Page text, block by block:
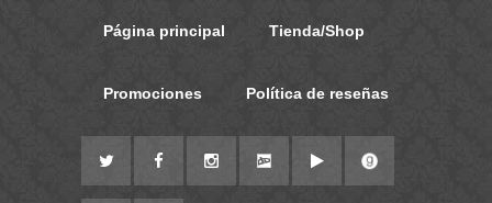
Página principal Tienda/Shop
Promociones Política de reseñas